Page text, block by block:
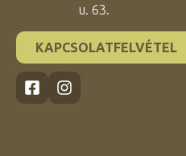
u. 63.
KAPCSOLATFELVÉTEL